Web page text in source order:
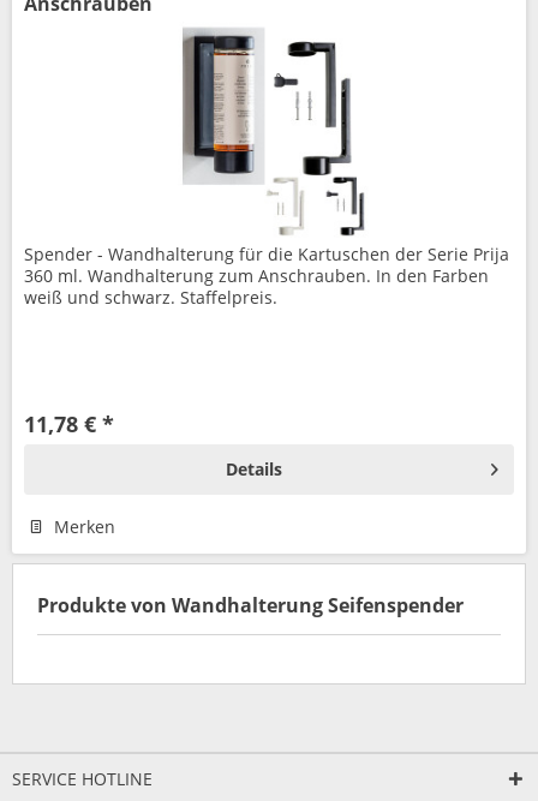
Spender - Wandhalterung für die Kartuschen der Serie Prija
360 ml. Wandhalterung zum Anschrauben. In den Farben
weiß und schwarz. Staffelpreis.
11,78 € *
Details
Merken
Produkte von Wandhalterung Seifenspender
SERVICE HOTLINE